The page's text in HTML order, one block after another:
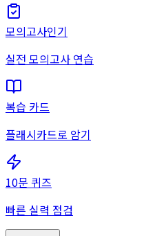
모의고사인기
실전 모의고사 연습
복습 카드
플래시카드로 암기
10문 퀴즈
빠른 실력 점검